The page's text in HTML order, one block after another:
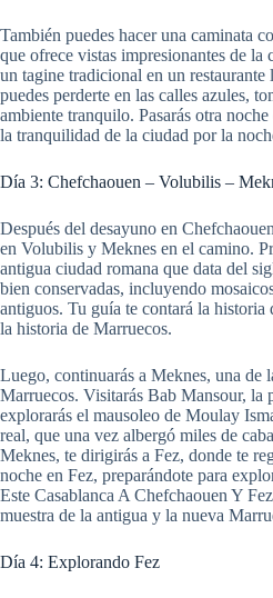
También puedes hacer una caminata
que ofrece vistas impresionantes de la
un tagine tradicional en un
puedes perderte en las calles azules,
ambiente tranquilo. Pasarás otra
la tranquilidad de la ciudad por la
Día 3: Chefchaouen – Volubilis –
Después del desayuno en
en Volubilis y Meknes en el camino.
antigua ciudad romana que data del
bien conservadas, incluyendo
antiguos. Tu guía te contará la
la historia de Marruecos.
Luego, continuarás a Meknes, una de
Marruecos. Visitarás Bab Mansour, la
explorarás el mausoleo de Moulay
real, que una vez albergó miles de
Meknes, te dirigirás a Fez, donde te
noche en Fez, preparándote para
Este Casablanca A Chefchaouen Y
muestra de la antigua y la nueva
Día 4: Explorando Fez